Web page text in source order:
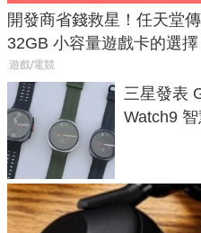
開發商省錢救星！任天堂
32GB 小容量遊戲卡的選擇
遊戲/電競
三星發表
Watch9